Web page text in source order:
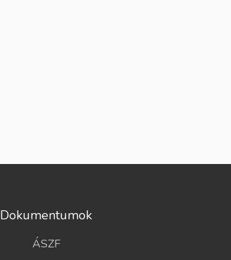
Dokumentumok
ÁSZF